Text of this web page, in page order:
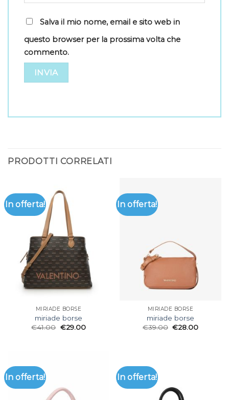
Salva il mio nome, email e sito web in
questo browser per la prossima volta che
commento.
PRODOTTI CORRELATI
In offerta!
MIRIADE BORSE
miriade borse
€41.00 €29.00
In offerta!
MIRIADE BORSE
miriade borse
€39.00 €28.00
In offerta! In offerta!